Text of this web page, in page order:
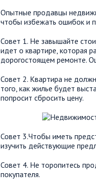
Опытные продавцы
чтобы избежать ошибок и
Совет 1. Не завышайте
идет о квартире, которая
дорогостоящем ремонте.
Совет 2. Квартира не
того, как жилье будет
попросит сбросить цену.
Совет 3.Чтобы иметь
изучить действующие
Совет 4. Не торопитесь
покупателя.